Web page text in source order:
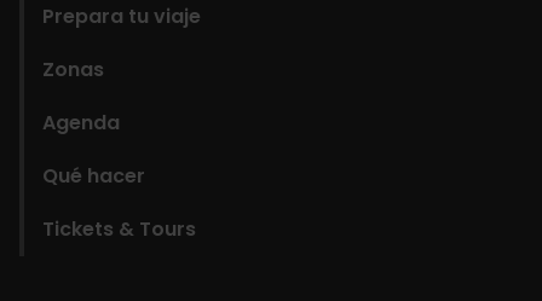
Prepara tu viaje
Zonas
Agenda
Qué hacer
Tickets & Tours